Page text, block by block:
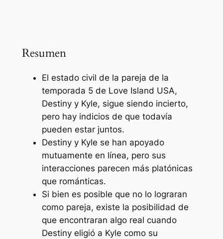
Resumen
El estado civil de la pareja de la
temporada 5 de Love Island USA,
Destiny y Kyle, sigue siendo incierto,
pero hay indicios de que todavía
pueden estar juntos.
Destiny y Kyle se han apoyado
mutuamente en línea, pero sus
interacciones parecen más platónicas
que románticas.
Si bien es posible que no lo lograran
como pareja, existe la posibilidad de
que encontraran algo real cuando
Destiny eligió a Kyle como su